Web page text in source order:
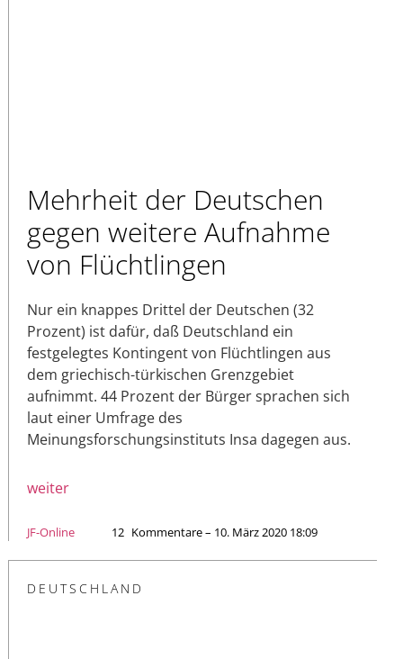
Mehrheit der Deutschen
gegen weitere Aufnahme
von Flüchtlingen
Nur ein knappes Drittel der Deutschen (32
Prozent) ist dafür, daß Deutschland ein
festgelegtes Kontingent von Flüchtlingen aus
dem griechisch-türkischen Grenzgebiet
aufnimmt. 44 Prozent der Bürger sprachen sich
laut einer Umfrage des
Meinungsforschungsinstituts Insa dagegen aus.
weiter
JF-Online 12 Kommentare – 10. März 2020 18:09
DEUTSCHLAND